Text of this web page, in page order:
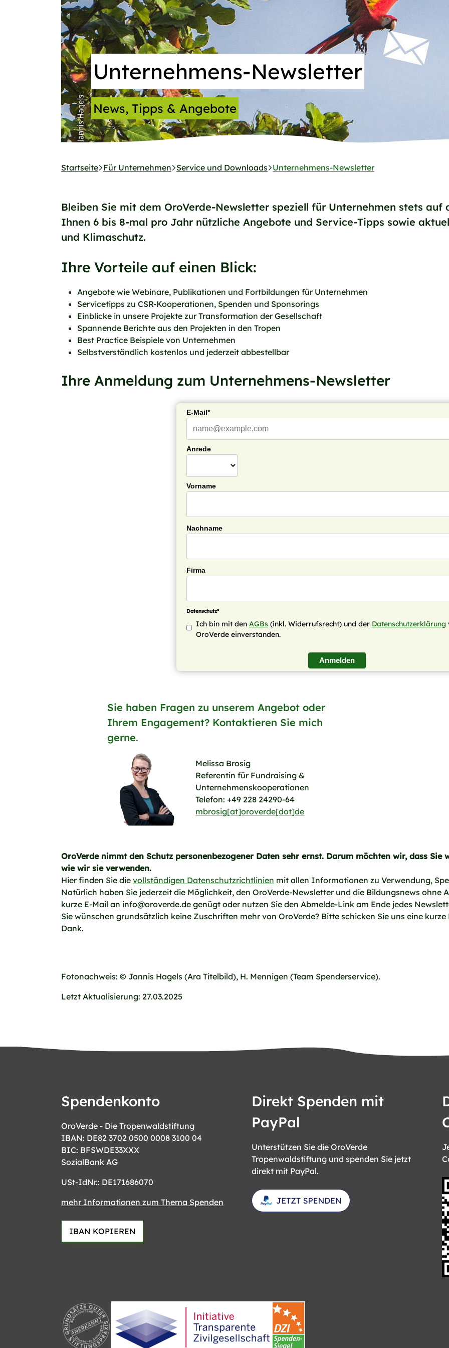
Unternehmens-Newsletter
News, Tipps & Angebote
Startseite Für Unternehmen Service und Downloads Unternehmens-Newsletter
Bleiben Sie mit dem OroVerde-Newsletter speziell für Unternehmen stets auf
Ihnen 6 bis 8-mal pro Jahr nützliche Angebote und Service-Tipps sowie
und Klimaschutz.
Ihre Vorteile auf einen Blick:
Angebote wie Webinare, Publikationen und Fortbildungen für Unternehmen
Servicetipps zu CSR-Kooperationen, Spenden und Sponsorings
Einblicke in unsere Projekte zur Transformation der Gesellschaft
Spannende Berichte aus den Projekten in den Tropen
Best Practice Beispiele von Unternehmen
Selbstverständlich kostenlos und jederzeit abbestellbar
Ihre Anmeldung zum Unternehmens-Newsletter
E-Mail*
Anrede
Vorname
Nachname
Firma
Datenschutz*
Ich bin mit den AGBs (inkl. Widerrufsrecht) und der Datenschutzerklärung
OroVerde einverstanden.
Anmelden
Sie haben Fragen zu unserem Angebot oder
Ihrem Engagement? Kontaktieren Sie mich
gerne.
Melissa Brosig
Referentin für Fundraising &
Unternehmenskooperationen
Telefon: +49 228 24290-64
mbrosig[at]oroverde[dot]de
OroVerde nimmt den Schutz personenbezogener Daten sehr ernst. Darum möchten wir, dass Sie
wie wir sie verwenden.
Hier finden Sie die vollständigen Datenschutzrichtlinien mit allen Informationen zu Verwendung,
Natürlich haben Sie jederzeit die Möglichkeit, den OroVerde-Newsletter und die Bildungsnews ohne
kurze E-Mail an info@oroverde.de genügt oder nutzen Sie den Abmelde-Link am Ende jedes
Sie wünschen grundsätzlich keine Zuschriften mehr von OroVerde? Bitte schicken Sie uns eine
Dank.
Fotonachweis: © Jannis Hagels (Ara Titelbild), H. Mennigen (Team Spenderservice).
Letzt Aktualisierung: 27.03.2025
Spendenkonto
OroVerde - Die Tropenwaldstiftung
IBAN: DE82 3702 0500 0008 3100 04
BIC: BFSWDE33XXX
SozialBank AG
USt-IdNr.: DE171686070
mehr Informationen zum Thema Spenden
IBAN KOPIEREN
Direkt Spenden mit
PayPal
Unterstützen Sie die OroVerde
Tropenwaldstiftung und spenden Sie jetzt
direkt mit PayPal.